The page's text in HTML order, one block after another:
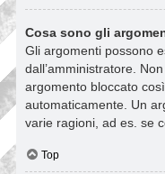
Cosa sono gli
Gli argomenti possono
dall’amministratore.
argomento bloccato
automaticamente. Un
varie ragioni, ad es. se
Top